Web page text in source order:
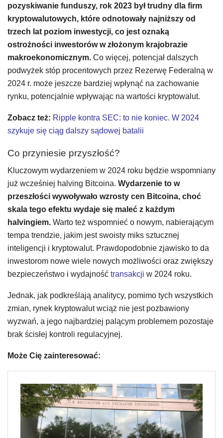
pozyskiwanie funduszy, rok 2023 był trudny dla firm
kryptowalutowych, które odnotowały najniższy od
trzech lat poziom inwestycji, co jest oznaką
ostrożności inwestorów w złożonym krajobrazie
makroekonomicznym. Co więcej, potencjał dalszych
podwyżek stóp procentowych przez Rezerwę Federalną w
2024 r. może jeszcze bardziej wpłynąć na zachowanie
rynku, potencjalnie wpływając na wartości kryptowalut.
Zobacz też: Ripple kontra SEC: to nie koniec. W 2024
szykuje się ciąg dalszy sądowej batalii
Co przyniesie przyszłość?
Kluczowym wydarzeniem w 2024 roku będzie wspomniany
już wcześniej halving Bitcoina. Wydarzenie to w
przeszłości wywoływało wzrosty cen Bitcoina, choć
skala tego efektu wydaje się maleć z każdym
halvingiem. Warto też wspomnieć o nowym, nabierającym
tempa trendzie, jakim jest swoisty miks sztucznej
inteligencji i kryptowalut. Prawdopodobnie zjawisko to da
inwestorom nowe wiele nowych możliwości oraz zwiększy
bezpieczeństwo i wydajność transakcji w 2024 roku.
Jednak, jak podkreślają analitycy, pomimo tych wszystkich
zmian, rynek kryptowalut wciąż nie jest pozbawiony
wyzwań, a jego najbardziej palącym problemem pozostaje
brak ścisłej kontroli regulacyjnej.
Może Cię zainteresować: